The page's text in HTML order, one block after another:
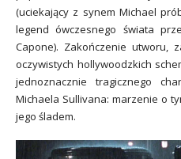
(uciekający z synem Michael
legend ówczesnego świata
Capone). Zakończenie utworu,
oczywistych hollywoodzkich
jednoznacznie tragicznego
Michaela Sullivana: marzenie o
jego śladem.